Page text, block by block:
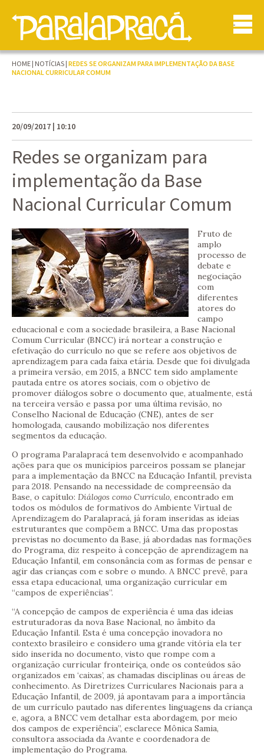
HOME | NOTÍCIAS | REDES SE ORGANIZAM PARA IMPLEMENTAÇÃO DA BASE
NACIONAL CURRICULAR COMUM
20/09/2017 | 10:10
Redes se organizam para
implementação da Base
Nacional Curricular Comum
Fruto de
amplo
processo de
debate e
negociação
com
diferentes
atores do
campo
educacional e com a sociedade brasileira, a Base Nacional
Comum Curricular (BNCC) irá nortear a construção e
efetivação do currículo no que se refere aos objetivos de
aprendizagem para cada faixa etária. Desde que foi divulgada
a primeira versão, em 2015, a BNCC tem sido amplamente
pautada entre os atores sociais, com o objetivo de
promover diálogos sobre o documento que, atualmente, está
na terceira versão e passa por uma última revisão, no
Conselho Nacional de Educação (CNE), antes de ser
homologada, causando mobilização nos diferentes
segmentos da educação.
O programa Paralapracá tem desenvolvido e acompanhado
ações para que os municípios parceiros possam se planejar
para a implementação da BNCC na Educação Infantil, prevista
para 2018. Pensando na necessidade de compreensão da
Base, o capítulo: Diálogos como Currículo, encontrado em
todos os módulos de formativos do Ambiente Virtual de
Aprendizagem do Paralapracá, já foram inseridas as ideias
estruturantes que compõem a BNCC. Uma das propostas
previstas no documento da Base, já abordadas nas formações
do Programa, diz respeito à concepção de aprendizagem na
Educação Infantil, em consonância com as formas de pensar e
agir das crianças com e sobre o mundo. A BNCC prevê, para
essa etapa educacional, uma organização curricular em
“campos de experiências”.
“A concepção de campos de experiência é uma das ideias
estruturadoras da nova Base Nacional, no âmbito da
Educação Infantil. Esta é uma concepção inovadora no
contexto brasileiro e considero uma grande vitória ela ter
sido inserida no documento, visto que rompe com a
organização curricular fronteiriça, onde os conteúdos são
organizados em ‘caixas’, as chamadas disciplinas ou áreas de
conhecimento. As Diretrizes Curriculares Nacionais para a
Educação Infantil, de 2009, já apontavam para a importância
de um currículo pautado nas diferentes linguagens da criança
e, agora, a BNCC vem detalhar esta abordagem, por meio
dos campos de experiência”, esclarece Mônica Samia,
consultora associada da Avante e coordenadora de
implementação do Programa.